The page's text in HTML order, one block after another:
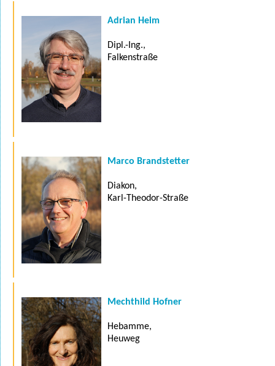
Adrian Heim
Dipl.-Ing.,
Falkenstraße
Marco Brandstetter
Diakon,
Karl-Theodor-Straße
Mechthild Hofner
Hebamme,
Heuweg